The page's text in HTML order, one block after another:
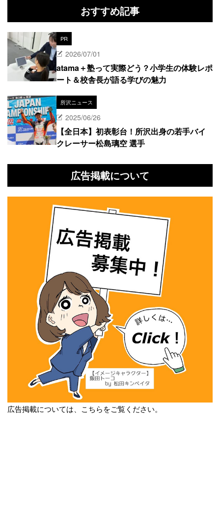
おすすめ記事
PR
2026/07/01
atama＋塾って実際どう？小学生の体験レポ
ート＆校舎長が語る学びの魅力
所沢ニュース
2025/06/26
【全日本】初表彰台！所沢出身の若手バイ
クレーサー松島璃空 選手
広告掲載について
広告掲載については、こちらをご覧ください。